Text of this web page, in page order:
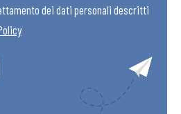
dei dati personali descritti